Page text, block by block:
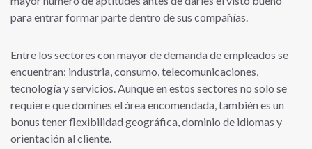
para entrar formar parte dentro de sus compañías.
Entre los sectores con mayor de demanda de empleados se
encuentran: industria, consumo, telecomunicaciones,
tecnología y servicios. Aunque en estos sectores no solo se
requiere que domines el área encomendada, también es un
bonus tener flexibilidad geográfica, dominio de idiomas y
orientación al cliente.